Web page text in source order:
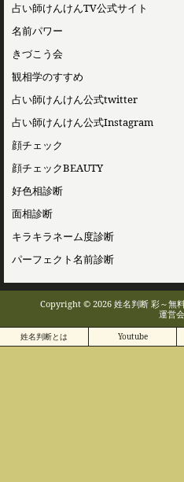
占い師けんけんTV公式サイト
名前パワー
きづこう会
観相学のすすめ
占い師けんけん公式twitter
占い師けんけん公式Instagram
顔チェック
顔チェックBEAUTY
好色相診断
面相診断
キラキラネーム度診断
パーフェクト名前診断
Copyright © 2026 姓名判断 彩～無
運営
姓名判断とは Youtube